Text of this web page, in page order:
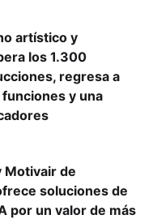
artístico y
los 1.300
regresa a
y una
Motivair de
soluciones de
por un valor de más